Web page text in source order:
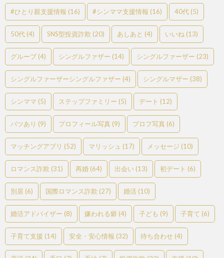
#ひとり親支援情報 (16) #シンママ支援情報 (16) 40代 (5)
50代 (4) SNS型投資詐欺 (20) あしあと (4) いいね (13)
グループ(4) シングルファザー (14) シングルファーザー (23)
シングルファーザーシングルファザー (4) シングルマザー (38)
シンママ (5) ステップファミリー (5) デート (12)
バツあり (9) プロフィール写真 (9) プロフ写真 (6)
マッチングアプリ (52) マリッシュ (17) メッセージ (10)
ロマンス詐欺 (31) 再婚 (64) 出会い (13) 初デート (6)
別居 (6) 国際ロマンス詐欺 (27) 婚活 (10)
婚活アドバイザー (8) 嫌われる癖 (4) 子ども (9) 子育て (6)
子育て支援 (14) 安全・安心情報 (32) 待ち合わせ (4)